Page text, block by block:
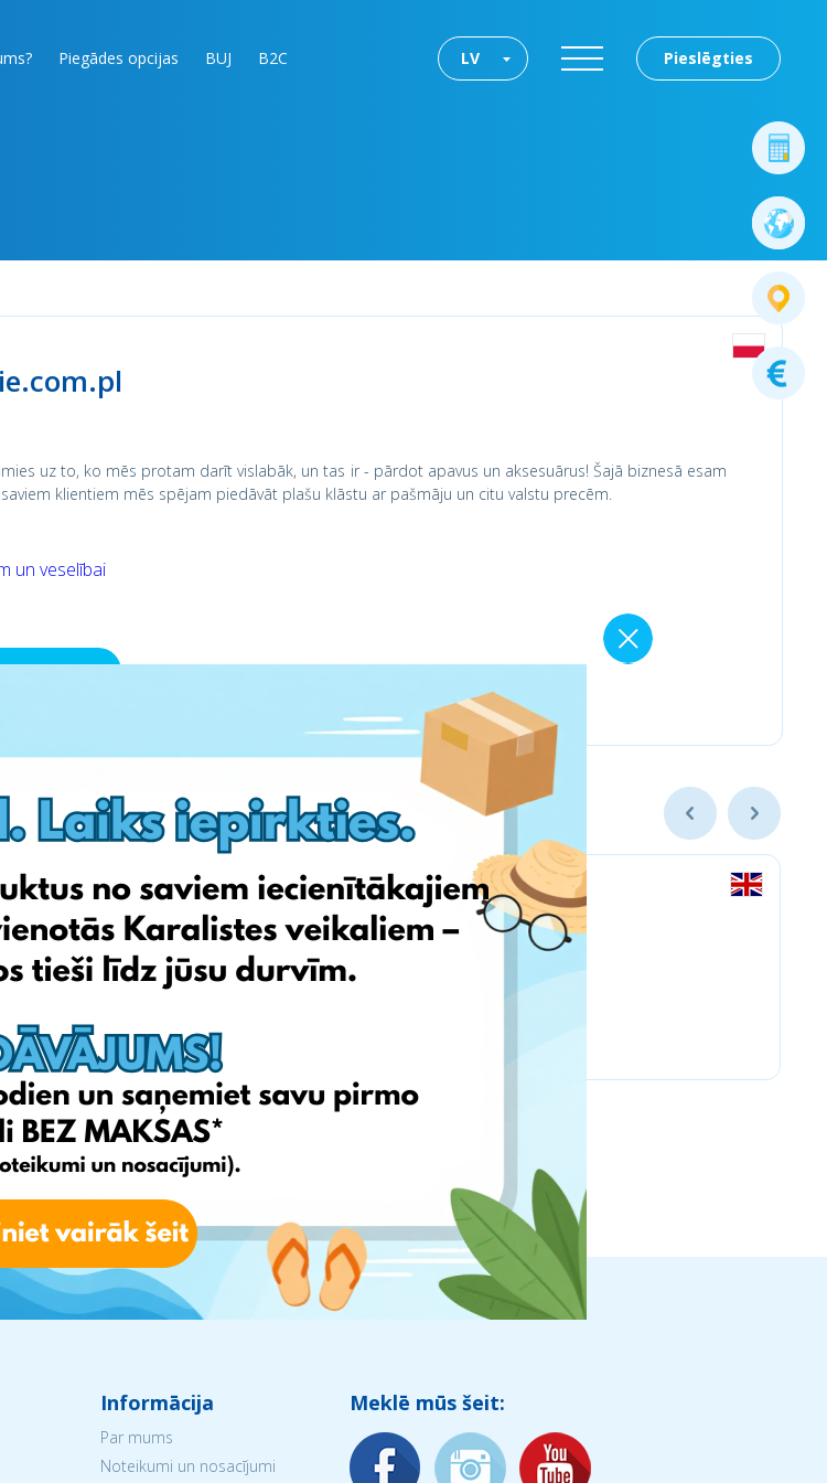
Piegādes opcijas BUJ B2C Pieslēgties
LV
uz to, ko mēs protam darīt vislabāk, un tas ir - pārdot apavus un aksesuārus! Šajā biznesā esam
klientiem mēs spējam piedāvāt plašu klāstu ar pašmāju un citu valstu precēm.
un veselībai
Informācija
Par mums
Noteikumi un nosacījumi
Meklē mūs šeit: